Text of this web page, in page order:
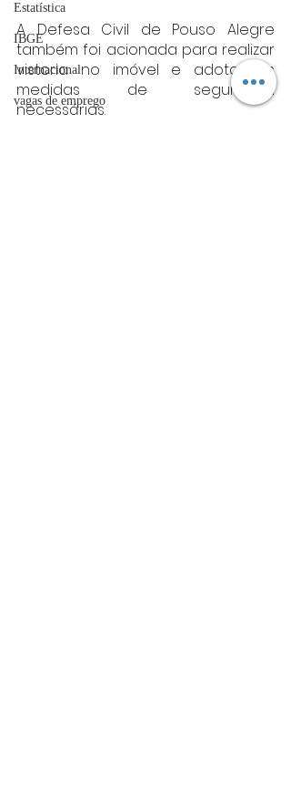
Estatística
IBGE
Internacional
vagas de emprego
A Defesa Civil de Pouso Alegre
também foi acionada para realizar
vistoria no imóvel e adotar as
medidas de segurança
necessárias.